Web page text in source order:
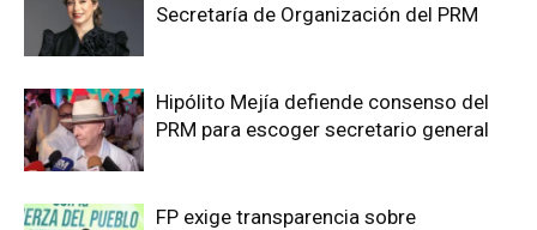
Secretaría de Organización del PRM
Hipólito Mejía defiende consenso del
PRM para escoger secretario general
FP exige transparencia sobre